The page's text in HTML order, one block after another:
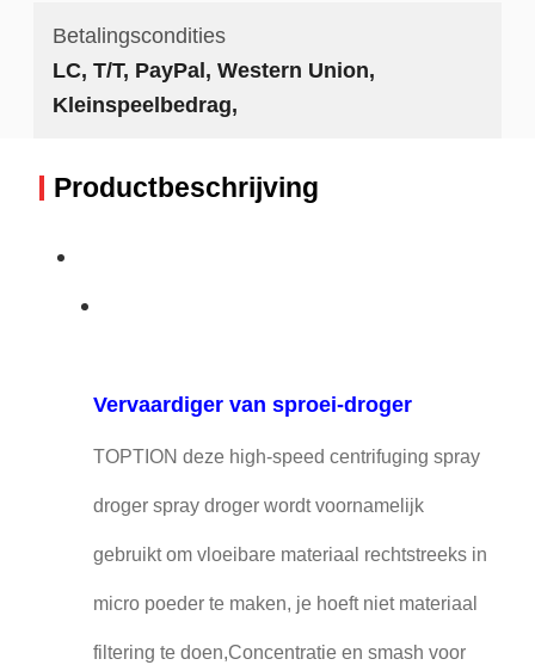
Betalingscondities
LC, T/T, PayPal, Western Union,
Kleinspeelbedrag,
Productbeschrijving
Vervaardiger van sproei-droger
TOPTION deze high-speed centrifuging spray
droger spray droger wordt voornamelijk
gebruikt om vloeibare materiaal rechtstreeks in
micro poeder te maken, je hoeft niet materiaal
filtering te doen,Concentratie en smash voor